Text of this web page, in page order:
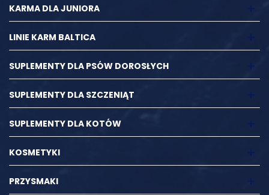
KARMA DLA JUNIORA
LINIE KARM BALTICA
SUPLEMENTY DLA PSÓW DOROSŁYCH
SUPLEMENTY DLA SZCZENIĄT
SUPLEMENTY DLA KOTÓW
KOSMETYKI
PRZYSMAKI